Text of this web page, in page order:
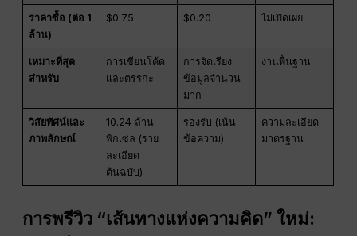
ราคาซื้อ (ต่อ 1
ล้าน)
$0.75 $0.20 ไม่เปิดเผย
เหมาะที่สุด
สำหรับ
การเขียนโค้ด
และตรรกะ
การจัดเรียง
ข้อมูลจำนวน
มาก
งานพื้นฐาน
วิสัยทัศน์และ
ภาพลักษณ์
10.24 ล้าน
พิกเซล (ราย
ละเอียด
ต้นฉบับ)
รองรับ (เน้น
ข้อความ)
ความละเอียด
มาตรฐาน
การพรีวิว “เส้นทางแห่งความคิด” ใหม่: